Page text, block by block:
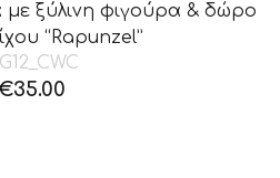
ξύλινη φιγούρα & δώρο
“Rapunzel”
35.00